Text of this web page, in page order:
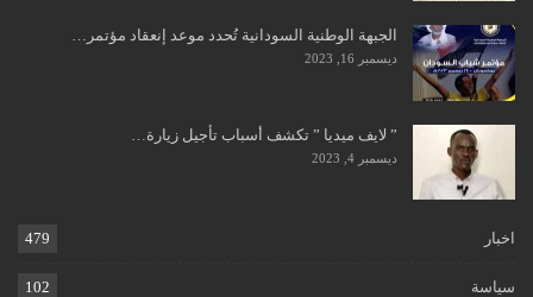
الجبهة الوطنية السودانية تُحدد موعد إنعقاد مؤتمر…
ديسمبر 16, 2023
” لايف ميديا ” تكشف أسباب تأجيل زيارة…
ديسمبر 4, 2023
اخبار 479
سياسة 102